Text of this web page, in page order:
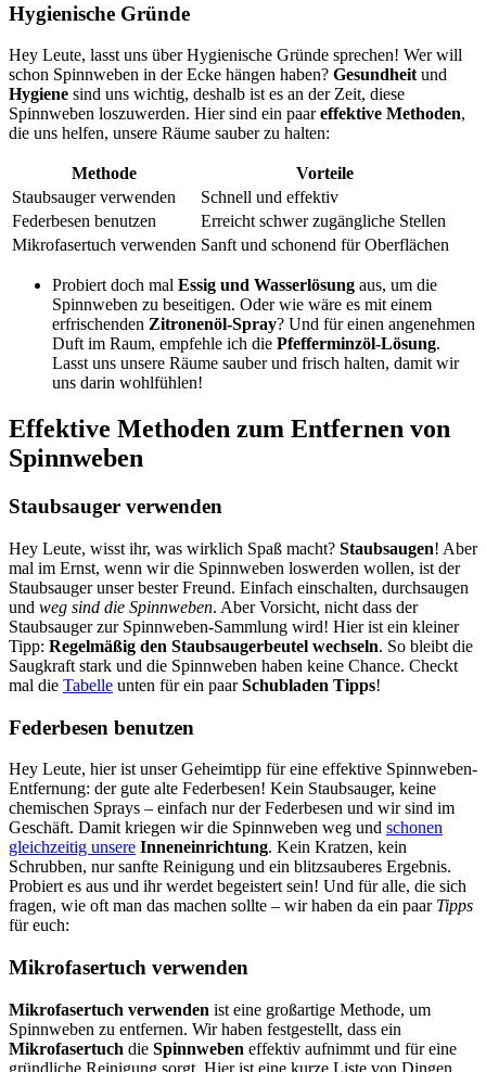
Hygienische Gründe
Hey Leute, lasst uns über Hygienische Gründe sprechen! Wer will
schon Spinnweben in der Ecke hängen haben? Gesundheit und
Hygiene sind uns wichtig, deshalb ist es an der Zeit, diese
Spinnweben loszuwerden. Hier sind ein paareffektive Methoden,
die uns helfen, unsere Räume sauber zu halten:
Methode
Vorteile
Staubsauger verwenden
Schnell und effektiv
Federbesen benutzen
Erreicht schwer zugängliche Stellen
Mikrofasertuch verwenden Sanft und schonend für Oberflächen
Probiert doch mal Essig und Wasserlösung aus, um die
Spinnweben zu beseitigen. Oder wie wäre es mit einem
erfrischenden Zitronenöl-Spray? Und für einen angenehmen
Duft im Raum, empfehle ich die Pfefferminzöl-Lösung.
Lasst uns unsere Räume sauber und frisch halten, damit wir
uns darin wohlfühlen!
Effektive Methoden zum Entfernen von
Spinnweben
Staubsauger verwenden
Hey Leute, wisst ihr, was wirklich Spaß macht? Staubsaugen! Aber
mal im Ernst, wenn wir die Spinnweben loswerden wollen, ist der
Staubsauger unser bester Freund. Einfach einschalten, durchsaugen
und weg sind die Spinnweben. Aber Vorsicht, nicht dass der
Staubsauger zur Spinnweben-Sammlung wird! Hier ist ein kleiner
Tipp: Regelmäßig den Staubsaugerbeutel wechseln. So bleibt die
Saugkraft stark und die Spinnweben haben keine Chance. Checkt
mal die Tabelle unten für ein paarSchubladen Tipps!
Federbesen benutzen
Hey Leute, hier ist unser Geheimtipp für eine effektive Spinnweben-
Entfernung: der gute alte Federbesen! Kein Staubsauger, keine
chemischen Sprays – einfach nur der Federbesen und wir sind im
Geschäft. Damit kriegen wir die Spinnweben weg und schonen
gleichzeitig unsere Inneneinrichtung. Kein Kratzen, kein
Schrubben, nur sanfte Reinigung und ein blitzsauberes Ergebnis.
Probiert es aus und ihr werdet begeistert sein! Und für alle, die sich
fragen, wie oft man das machen sollte – wir haben da ein paar Tipps
für euch:
Mikrofasertuch verwenden
Mikrofasertuch verwenden ist eine großartige Methode, um
Spinnweben zu entfernen. Wir haben festgestellt, dass ein
Mikrofasertuch die Spinnweben effektiv aufnimmt und für eine
gründliche Reinigung sorgt. Hier ist eine kurze Liste von Dingen,